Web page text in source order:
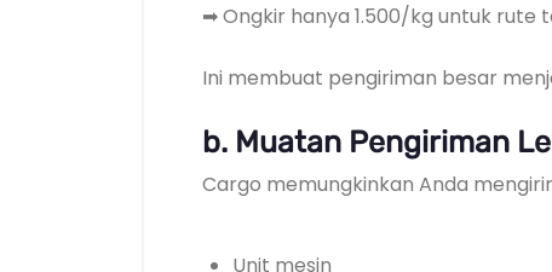
➡ Ongkir hanya 1.500/kg untuk rute
Ini membuat pengiriman besar
b. Muatan Pengiriman
Cargo memungkinkan Anda
Unit mesin